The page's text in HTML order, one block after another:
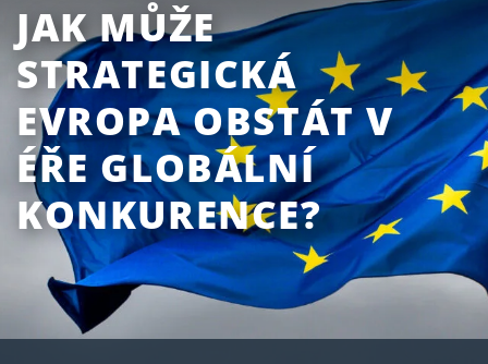
JAK MŮŽE
STRATEGICKÁ
EVROPA OBSTÁT V
ÉŘE GLOBÁLNÍ
KONKURENCE?